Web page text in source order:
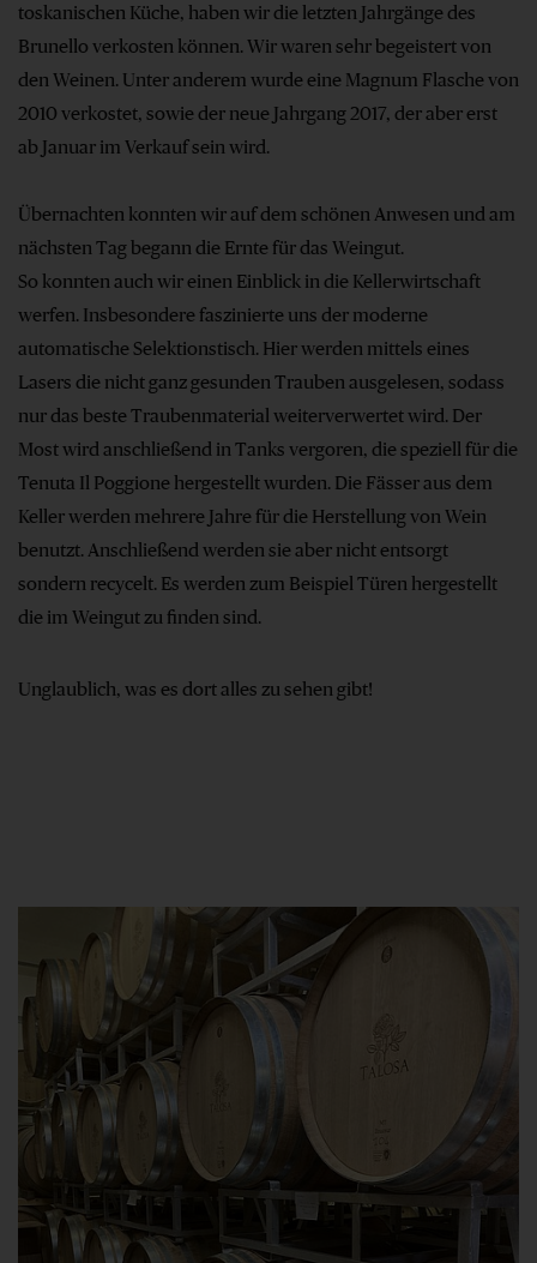
toskanischen Küche, haben wir die letzten Jahrgänge des
Brunello verkosten können. Wir waren sehr begeistert von
den Weinen. Unter anderem wurde eine Magnum Flasche von
2010 verkostet, sowie der neue Jahrgang 2017, der aber erst
ab Januar im Verkauf sein wird.
Übernachten konnten wir auf dem schönen Anwesen und am
nächsten Tag begann die Ernte für das Weingut.
So konnten auch wir einen Einblick in die Kellerwirtschaft
werfen. Insbesondere faszinierte uns der moderne
automatische Selektionstisch. Hier werden mittels eines
Lasers die nicht ganz gesunden Trauben ausgelesen, sodass
nur das beste Traubenmaterial weiterverwertet wird. Der
Most wird anschließend in Tanks vergoren, die speziell für die
Tenuta Il Poggione hergestellt wurden. Die Fässer aus dem
Keller werden mehrere Jahre für die Herstellung von Wein
benutzt. Anschließend werden sie aber nicht entsorgt
sondern recycelt. Es werden zum Beispiel Türen hergestellt
die im Weingut zu finden sind.
Unglaublich, was es dort alles zu sehen gibt!